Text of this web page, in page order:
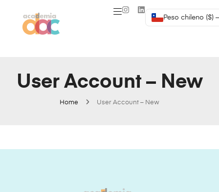
Peso chileno ($)
Home User Account – New
User Account – New